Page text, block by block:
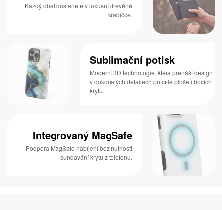
Každý obal dostanete v luxusní dřevěné
krabičce.
Sublimační potisk
Moderní 3D technologie, která přenáší design
v dokonalých detailech po celé ploše i bocích
krytu.
Integrovaný MagSafe
Podpora MagSafe nabíjení bez nutnosti
sundavání krytu z telefonu.